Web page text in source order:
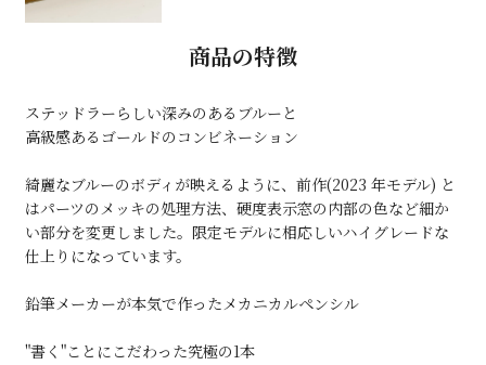
商品の特徴
ステッドラーらしい深みのあるブルーと
高級感あるゴールドのコンビネーション
綺麗なブルーのボディが映えるように、前作(2023 年モデル) と
はパーツのメッキの処理方法、硬度表示窓の内部の色など細か
い部分を変更しました。限定モデルに相応しいハイグレードな
仕上りになっています。
鉛筆メーカーが本気で作ったメカニカルペンシル
"書く"ことにこだわった究極の1本